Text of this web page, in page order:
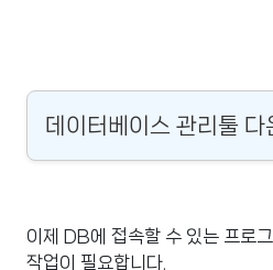
데이터베이스 관리툴 다
이제 DB에 접속할 수 있는 프로
작업이 필요합니다.